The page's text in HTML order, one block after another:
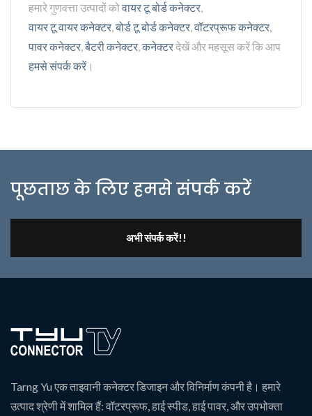
हमारे गुणवत्ता उत्पादों कोवायर टू बोर्ड कनेक्टर,
वायर टू वायर कनेक्टर,बोर्ड टू बोर्ड कनेक्टर,वॉटरप्रूफ कनेक्टर,
पावर कनेक्टर,बैटरी कनेक्टर,कनेक्टरदेखें और महसूस करें कि आप
हमसे संपर्क करें ।
पूछताछ के लिए हमसे संपर्क करें
अभी संपर्क करें!!
Tarng Yu एक ताइवानी कनेक्टर डिजाइन और विनिर्माण कंपनी है। हमारे
उत्पाद श्रेणी में शामिल हैं: वॉटरप्रूफ, हाई स्पीड, हाई पावर, और उपभोक्ता